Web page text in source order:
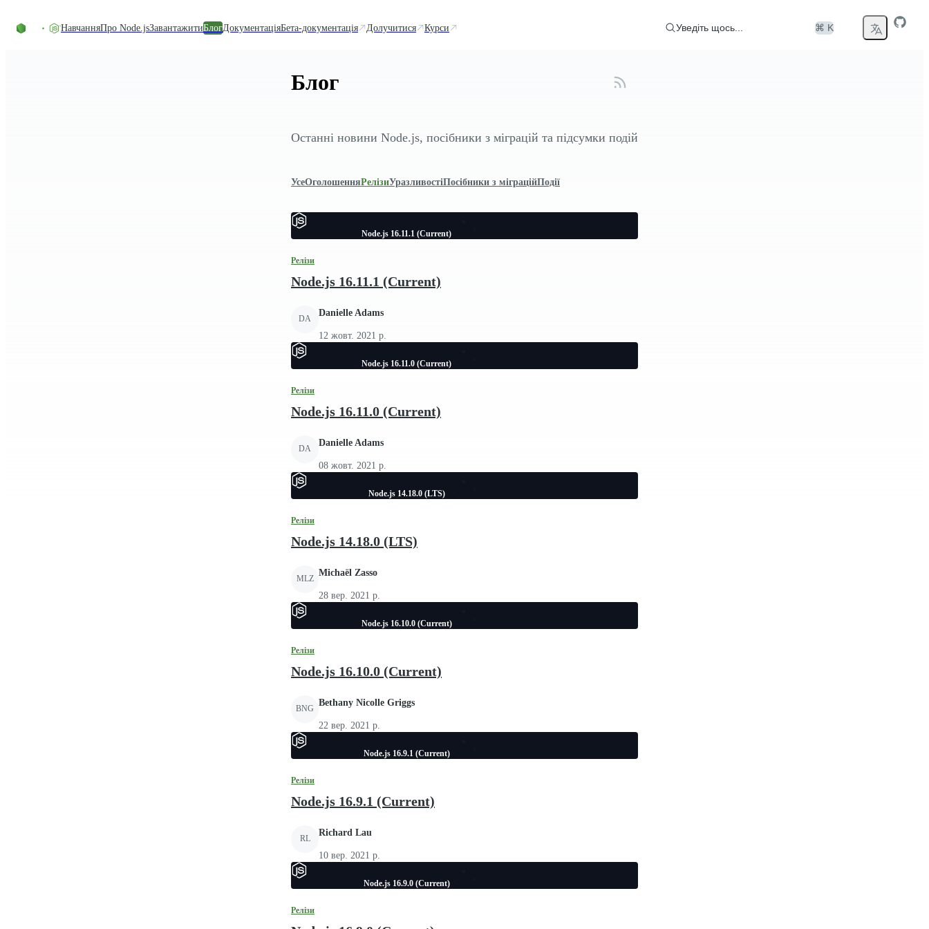
НавчанняПро Node.jsЗавантажитиБлогДокументаціяБета-документація Долучитися Курси Уведіть щось... ⌘ K
Блог
Останні новини Node.js, посібники з міграцій та підсумки подій
УсеОголошенняРелізиУразливостіПосібники з міграційПодії
Node.js 16.11.1 (Current)
Релізи
Node.js 16.11.1 (Current)
DA
Danielle Adams
12 жовт. 2021 р.
Node.js 16.11.0 (Current)
Релізи
Node.js 16.11.0 (Current)
DA
Danielle Adams
08 жовт. 2021 р.
Node.js 14.18.0 (LTS)
Релізи
Node.js 14.18.0 (LTS)
MLZ
Michaël Zasso
28 вер. 2021 р.
Node.js 16.10.0 (Current)
Релізи
Node.js 16.10.0 (Current)
BNG
Bethany Nicolle Griggs
22 вер. 2021 р.
Node.js 16.9.1 (Current)
Релізи
Node.js 16.9.1 (Current)
RL
Richard Lau
10 вер. 2021 р.
Node.js 16.9.0 (Current)
Релізи